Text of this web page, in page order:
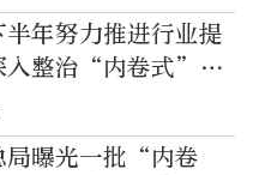
半年努力推进行业提
入整治“内卷式”竞
局曝光一批“内卷